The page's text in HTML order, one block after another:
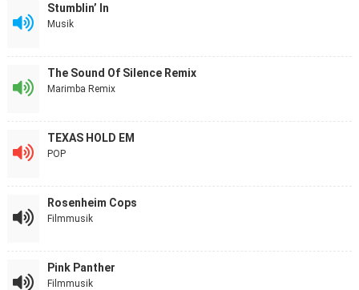
Stumblin’ In
Musik
The Sound Of Silence Remix
Marimba Remix
TEXAS HOLD EM
POP
Rosenheim Cops
Filmmusik
Pink Panther
Filmmusik